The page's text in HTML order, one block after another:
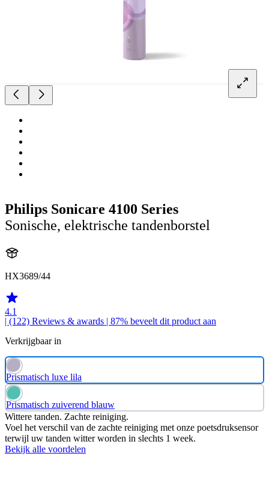
Philips Sonicare 4100 Series
Sonische, elektrische tandenborstel
HX3689/44
4.1
| (122) Reviews & awards | 87% beveelt dit product aan
Verkrijgbaar in
Prismatisch luxe lila
Prismatisch zuiverend blauw
Wittere tanden. Zachte reiniging.
Voel het verschil van de zachte reiniging met onze poetsdruksensor
terwijl uw tanden witter worden in slechts 1 week.
Bekijk alle voordelen